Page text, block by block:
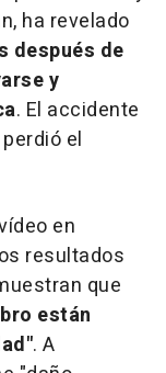
ha revelado
después de
y
. El accidente
el
en
resultados
que
están
. A